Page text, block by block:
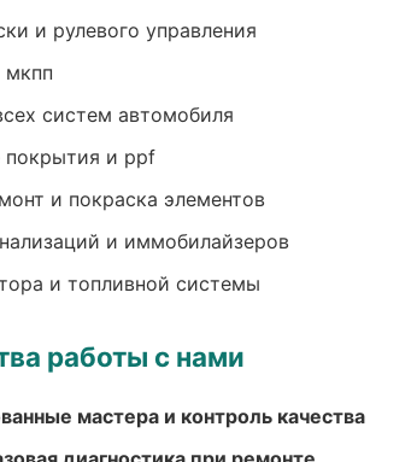
и рулевого управления
мкпп
систем автомобиля
покрытия и ppf
и покраска элементов
и иммобилайзеров
и топливной системы
работы с нами
мастера и контроль качества